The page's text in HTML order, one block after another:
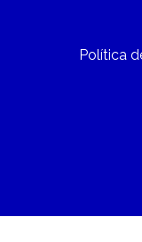
Política